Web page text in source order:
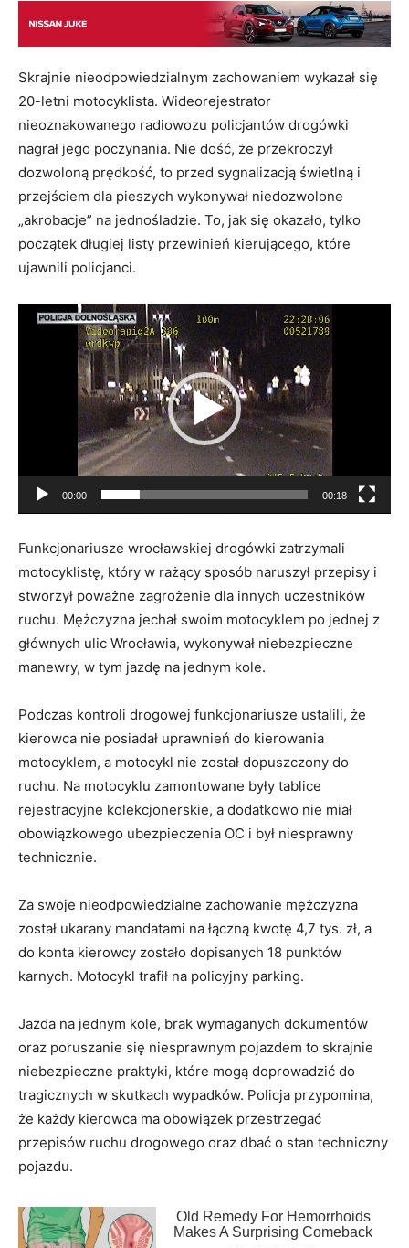
Skrajnie nieodpowiedzialnym zachowaniem wykazał się
20-letni motocyklista. Wideorejestrator
nieoznakowanego radiowozu policjantów drogówki
nagrał jego poczynania. Nie dość, że przekroczył
dozwoloną prędkość, to przed sygnalizacją świetlną i
przejściem dla pieszych wykonywał niedozwolone
„akrobacje” na jednośladzie. To, jak się okazało, tylko
początek długiej listy przewinień kierującego, które
ujawnili policjanci.
Odtwarzacz
00:00 00:18
Funkcjonariusze wrocławskiej drogówki zatrzymali
motocyklistę, który w rażący sposób naruszył przepisy i
stworzył poważne zagrożenie dla innych uczestników
ruchu. Mężczyzna jechał swoim motocyklem po jednej z
głównych ulic Wrocławia, wykonywał niebezpieczne
manewry, w tym jazdę na jednym kole.
Podczas kontroli drogowej funkcjonariusze ustalili, że
kierowca nie posiadał uprawnień do kierowania
motocyklem, a motocykl nie został dopuszczony do
ruchu. Na motocyklu zamontowane były tablice
rejestracyjne kolekcjonerskie, a dodatkowo nie miał
obowiązkowego ubezpieczenia OC i był niesprawny
technicznie.
Za swoje nieodpowiedzialne zachowanie mężczyzna
został ukarany mandatami na łączną kwotę 4,7 tys. zł, a
do konta kierowcy zostało dopisanych 18 punktów
karnych. Motocykl trafił na policyjny parking.
Jazda na jednym kole, brak wymaganych dokumentów
oraz poruszanie się niesprawnym pojazdem to skrajnie
niebezpieczne praktyki, które mogą doprowadzić do
tragicznych w skutkach wypadków. Policja przypomina,
że każdy kierowca ma obowiązek przestrzegać
przepisów ruchu drogowego oraz dbać o stan techniczny
pojazdu.